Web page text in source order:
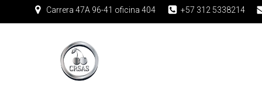
Carrera 47A 96-41 oficina 404 +57 312 5338214